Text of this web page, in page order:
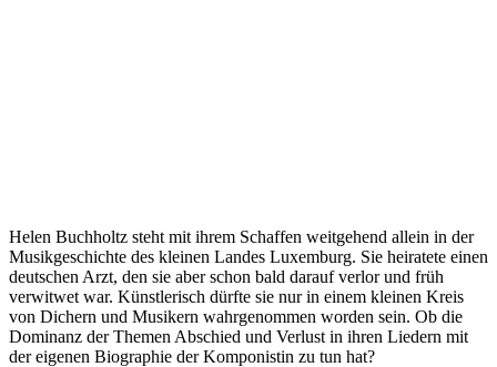
Helen Buchholtz steht mit ihrem Schaffen weitgehend allein in der
Musikgeschichte des kleinen Landes Luxemburg. Sie heiratete einen
deutschen Arzt, den sie aber schon bald darauf verlor und früh
verwitwet war. Künstlerisch dürfte sie nur in einem kleinen Kreis
von Dichern und Musikern wahrgenommen worden sein. Ob die
Dominanz der Themen Abschied und Verlust in ihren Liedern mit
der eigenen Biographie der Komponistin zu tun hat?